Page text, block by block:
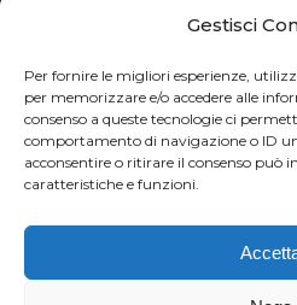
Gestisci
Per fornire le migliori esperienze,
per memorizzare e/o accedere alle
consenso a queste tecnologie ci
comportamento di navigazione o ID
acconsentire o ritirare il consenso può
caratteristiche e funzioni.
ROLAND
SIMONE DEROMEDIS
SLOPESTYLE
THERESE JOHAUG
TRANSCAVALLO
VAL DI